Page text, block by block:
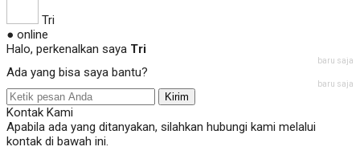
Tri
● online
Halo, perkenalkan saya Tri
baru saja
Ada yang bisa saya bantu?
baru saja
Kirim
Kontak Kami
Apabila ada yang ditanyakan, silahkan hubungi kami melalui
kontak di bawah ini.